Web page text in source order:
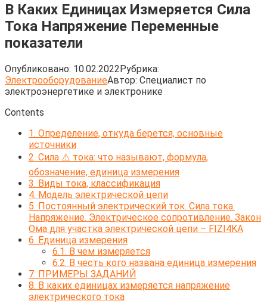
В Каких Единицах Измеряется Сила
Тока Напряжение Переменные
показатели
Опубликовано: 10.02.2022Рубрика:
ЭлектрооборудованиеАвтор: Cпециалист по
электроэнергетике и электронике
Contents
1. Определение, откуда берется, основные
источники
2. Сила ⚠️ тока: что называют, формула,
обозначение, единица измерения
3. Виды тока, классификация
4. Модель электрической цепи
5. Постоянный электрический ток. Сила тока.
Напряжение. Электрическое сопротивление. Закон
Ома для участка электрической цепи – FIZI4KA
6. Единица измерения
6.1. В чем измеряется
6.2. В честь кого названа единица измерения
7. ПРИМЕРЫ ЗАДАНИЙ
8. В каких единицах измеряется напряжение
электрического тока